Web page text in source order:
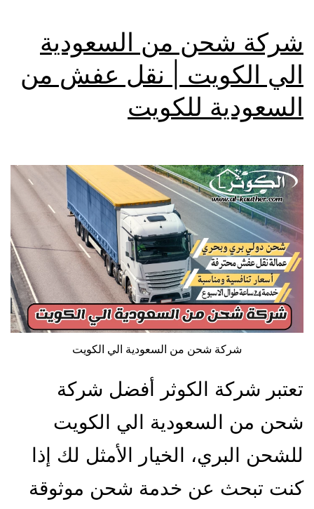
شركة شحن من السعودية
الي الكويت | نقل عفش من
السعودية للكويت
شركة شحن من السعودية الي الكويت
تعتبر شركة الكوثر أفضل شركة
شحن من السعودية الي الكويت
للشحن البري، الخيار الأمثل لك إذا
كنت تبحث عن خدمة شحن موثوقة